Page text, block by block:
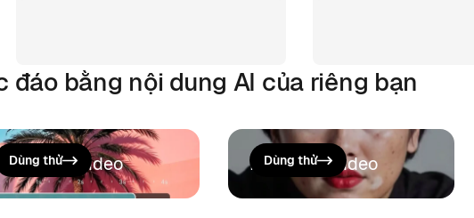
đáo bằng nội dung AI của riêng bạn
Sửa Video
Dùng thử Nâng cấp video
Dùng thử